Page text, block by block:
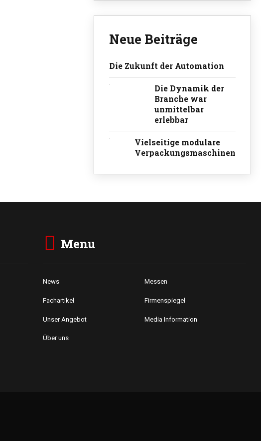
Neue Beiträge
Die Zukunft der Automation
Die Dynamik der
Branche war
unmittelbar
erlebbar
Vielseitige modulare
Verpackungsmaschinen
Menu
News Messen
Fachartikel Firmenspiegel
Unser Angebot Media Information
Über uns